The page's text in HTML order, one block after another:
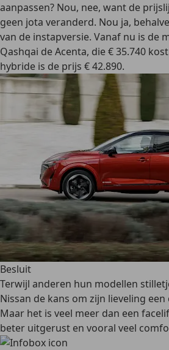
aanpassen? Nou, nee, want de
geen jota veranderd. Nou ja,
van de instapversie. Vanaf nu is de
Qashqai de Acenta, die € 35.740
hybride is de prijs € 42.890.
Besluit
Terwijl anderen hun modellen
Nissan de kans om zijn lieveling
Maar het is veel meer dan een
beter uitgerust en vooral veel